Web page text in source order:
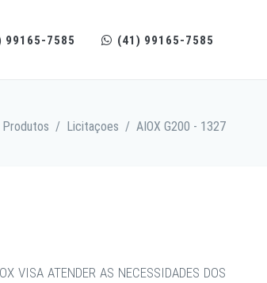
99165-7585 (41) 99165-7585
Produtos / Licitaçoes / AIOX G200 - 1327
VISA ATENDER AS NECESSIDADES DOS